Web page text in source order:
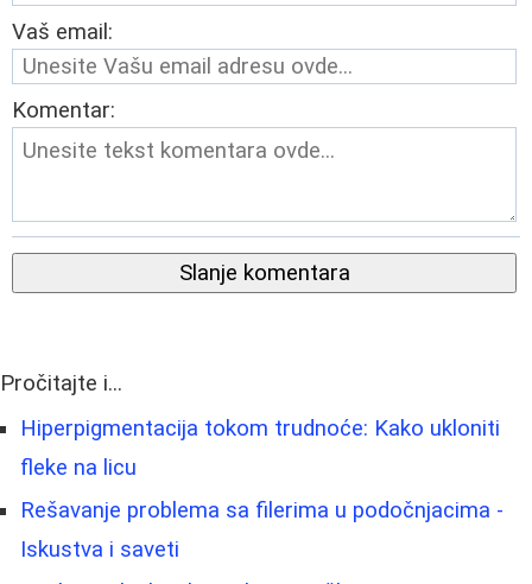
Vaš email:
Komentar:
Slanje komentara
Pročitajte i...
Hiperpigmentacija tokom trudnoće: Kako ukloniti
fleke na licu
Rešavanje problema sa filerima u podočnjacima -
Iskustva i saveti